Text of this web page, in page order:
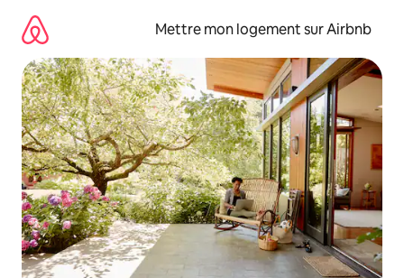
directement
contenu
Mettre mon logement sur Airbnb